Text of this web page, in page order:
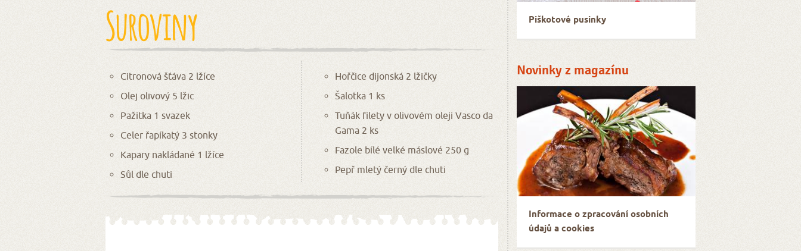
Piškotové pusinky
Novinky z magazínu
Informace o zpracování osobních
údajů a cookies
Suroviny
Citronová šťáva 2 lžíce
Olej olivový 5 lžic
Pažitka 1 svazek
Celer řapíkatý 3 stonky
Kapary nakládané 1 lžíce
Sůl dle chuti
Hořčice dijonská 2 lžičky
Šalotka 1 ks
Tuňák filety v olivovém oleji Vasco da
Gama 2 ks
Fazole bílé velké máslové 250 g
Pepř mletý černý dle chuti